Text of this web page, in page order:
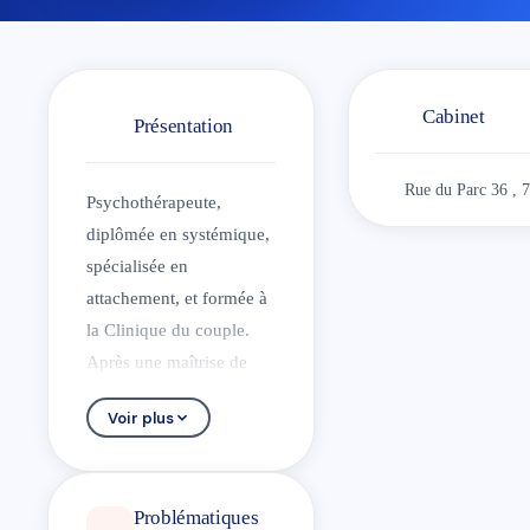
Présentation
Psychothérapeute,
diplômée en systémique,
spécialisée en
attachement, et formée à
la Clinique du couple.
Après une maîtrise de
psychologie, suivie à
l’Université de Paris XIII,
vision humaniste. C’est
Voir plus
Problématiques
Cabinet
Rue du Parc 36 ,